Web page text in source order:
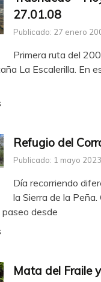
27.01.08
Publicado: 27 enero
Primera ruta del
La Escalerilla. En
Refugio del
Publicado: 1 mayo 2023
Día recorriendo
la Sierra de la
desde
Mata del Fraile